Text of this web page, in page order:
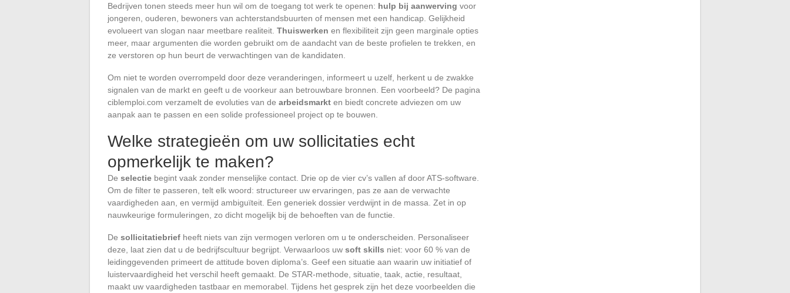
Bedrijven tonen steeds meer hun wil om de toegang tot werk te openen: hulp bij aanwerving voor
jongeren, ouderen, bewoners van achterstandsbuurten of mensen met een handicap. Gelijkheid
evolueert van slogan naar meetbare realiteit. Thuiswerken en flexibiliteit zijn geen marginale opties
meer, maar argumenten die worden gebruikt om de aandacht van de beste profielen te trekken, en
ze verstoren op hun beurt de verwachtingen van de kandidaten.
Om niet te worden overrompeld door deze veranderingen, informeert u uzelf, herkent u de zwakke
signalen van de markt en geeft u de voorkeur aan betrouwbare bronnen. Een voorbeeld? De pagina
ciblemploi.com verzamelt de evoluties van de arbeidsmarkt en biedt concrete adviezen om uw
aanpak aan te passen en een solide professioneel project op te bouwen.
Welke strategieën om uw sollicitaties echt
opmerkelijk te maken?
De selectie begint vaak zonder menselijke contact. Drie op de vier cv’s vallen af door ATS-software.
Om de filter te passeren, telt elk woord: structureer uw ervaringen, pas ze aan de verwachte
vaardigheden aan, en vermijd ambiguïteit. Een generiek dossier verdwijnt in de massa. Zet in op
nauwkeurige formuleringen, zo dicht mogelijk bij de behoeften van de functie.
De sollicitatiebrief heeft niets van zijn vermogen verloren om u te onderscheiden. Personaliseer
deze, laat zien dat u de bedrijfscultuur begrijpt. Verwaarloos uw soft skills niet: voor 60 % van de
leidinggevenden primeert de attitude boven diploma’s. Geef een situatie aan waarin uw initiatief of
luistervaardigheid het verschil heeft gemaakt. De STAR-methode, situatie, taak, actie, resultaat,
maakt uw vaardigheden tastbaar en memorabel. Tijdens het gesprek zijn het deze voorbeelden die